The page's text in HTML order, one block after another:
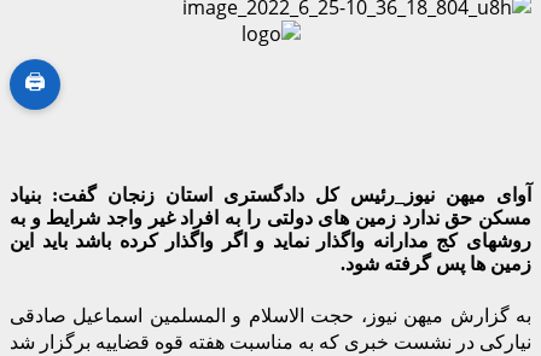
🖨
آوای میهن نیوز_رئیس کل دادگستری استان زنجان گفت: بنیاد
مسکن حق ندارد زمین های دولتی را به افراد غیر واجد شرایط و به
روشهای کج مدارانه واگذار نماید و اگر واگذار کرده باشد باید این
زمین ها پس گرفته شود.
به گزارش میهن نیوز، حجت الاسلام و المسلمین اسماعیل صادقی
نیارکی در نشست خبری که به مناسبت هفته قوه قضاییه برگزار شد